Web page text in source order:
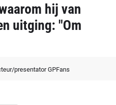
hij van
uitging: "Om
presentator GPFans